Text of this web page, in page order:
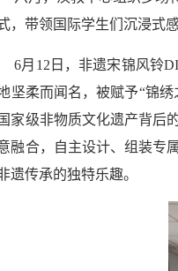
，带领国际学生们沉浸式
6月12日，非遗宋锦风铃
坚柔而闻名，被赋予“锦
家级非物质文化遗产背后
融合，自主设计、组装专
遗传承的独特乐趣。